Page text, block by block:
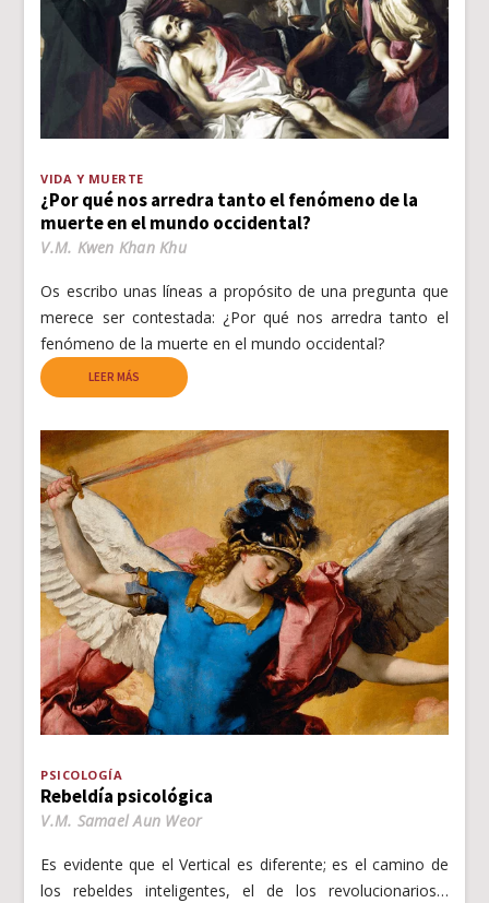
VIDA Y MUERTE
¿Por qué nos arredra tanto el fenómeno de la
muerte en el mundo occidental?
V.M. Kwen Khan Khu
Os escribo unas líneas a propósito de una pregunta que
merece ser contestada: ¿Por qué nos arredra tanto el
fenómeno de la muerte en el mundo occidental?
LEER MÁS
PSICOLOGÍA
Rebeldía psicológica
V.M. Samael Aun Weor
Es evidente que el Vertical es diferente; es el camino de
los rebeldes inteligentes, el de los revolucionarios…